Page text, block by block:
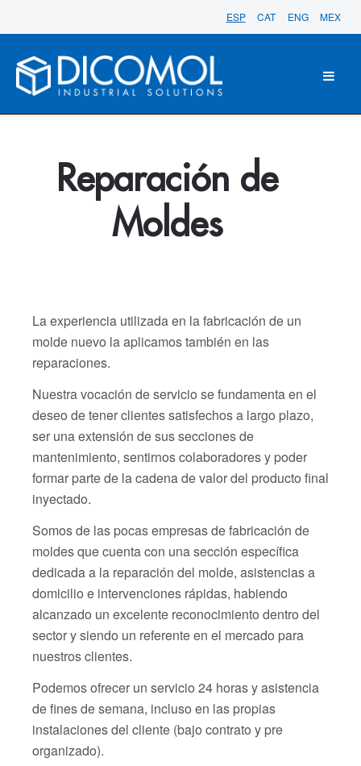
ESP CAT ENG MEX
Reparación de
Moldes
La experiencia utilizada en la fabricación de un
molde nuevo la aplicamos también en las
reparaciones.
Nuestra vocación de servicio se fundamenta en el
deseo de tener clientes satisfechos a largo plazo,
ser una extensión de sus secciones de
mantenimiento, sentirnos colaboradores y poder
formar parte de la cadena de valor del producto final
inyectado.
Somos de las pocas empresas de fabricación de
moldes que cuenta con una sección específica
dedicada a la reparación del molde, asistencias a
domicilio e intervenciones rápidas, habiendo
alcanzado un excelente reconocimiento dentro del
sector y siendo un referente en el mercado para
nuestros clientes.
Podemos ofrecer un servicio 24 horas y asistencia
de fines de semana, incluso en las propias
instalaciones del cliente (bajo contrato y pre
organizado).